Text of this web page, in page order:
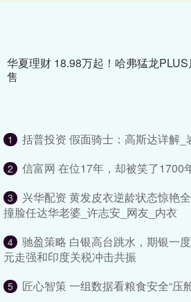
华夏理财 18.98万起！哈弗猛龙PLUS
售
1 括普投资 假面骑士：高斯达详解_
2 信富网 在位17年，却被笑了1700
3
兴华配资 黄发皮衣逆龄状态惊艳
撞脸任达华老婆_许志安_网友_内衣
4
驰盈策略 白银高台跳水，期银一
元走强和印度关税冲击共振
5 匠心智策 一组数据看粮食安全“压